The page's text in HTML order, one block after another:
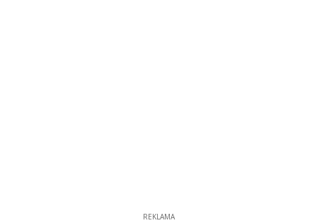
REKLAMA